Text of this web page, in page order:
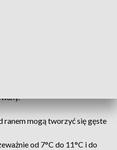
ranem mogą tworzyć się gęste
od 7°C do 11°C i do